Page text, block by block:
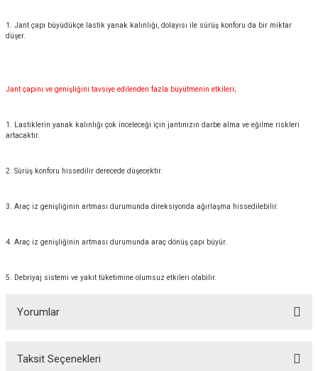
1. Jant çapı büyüdükçe lastik yanak kalınlığı, dolayısı ile sürüş konforu da bir miktar
düşer.
Jant çapını ve genişliğini tavsiye edilenden fazla büyütmenin etkileri;
1. Lastiklerin yanak kalınlığı çok inceleceği için jantınızın darbe alma ve eğilme riskleri
artacaktır.
2. Sürüş konforu hissedilir derecede düşecektir.
3. Araç iz genişliğinin artması durumunda direksiyonda ağırlaşma hissedilebilir.
4. Araç iz genişliğinin artması durumunda araç dönüş çapı büyür.
5. Debriyaj sistemi ve yakıt tüketimine olumsuz etkileri olabilir.
Yorumlar
Bu ürüne ilk yorumu siz yapın!
Taksit Seçenekleri